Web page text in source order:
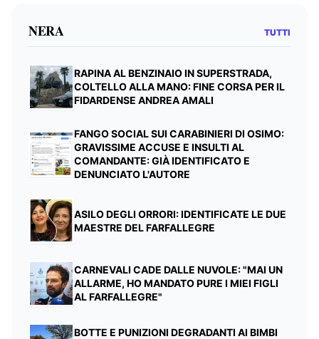
NERA TUTTI
RAPINA AL BENZINAIO IN SUPERSTRADA,
COLTELLO ALLA MANO: FINE CORSA PER IL
FIDARDENSE ANDREA AMALI
FANGO SOCIAL SUI CARABINIERI DI OSIMO:
GRAVISSIME ACCUSE E INSULTI AL
COMANDANTE: GIÀ IDENTIFICATO E
DENUNCIATO L'AUTORE
ASILO DEGLI ORRORI: IDENTIFICATE LE DUE
MAESTRE DEL FARFALLEGRE
CARNEVALI CADE DALLE NUVOLE: "MAI UN
ALLARME, HO MANDATO PURE I MIEI FIGLI
AL FARFALLEGRE"
BOTTE E PUNIZIONI DEGRADANTI AI BIMBI